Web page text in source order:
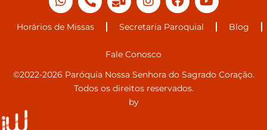
Horários de Missas Secretaria Paroquial Blog
Fale Conosco
©2022-2026 Paróquia Nossa Senhora do Sagrado Coração.
Todos os direitos reservados.
by